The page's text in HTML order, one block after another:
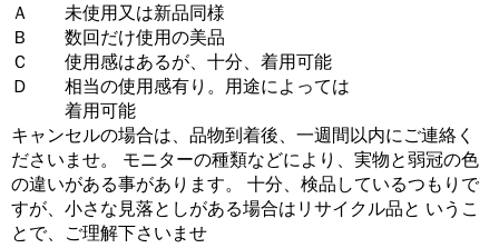
Ａ 未使用又は新品同様
Ｂ 数回だけ使用の美品
Ｃ 使用感はあるが、十分、着用可能
Ｄ 相当の使用感有り。用途によっては
着用可能
キャンセルの場合は、品物到着後、一週間以内にご連絡く
ださいませ。 モニターの種類などにより、実物と弱冠の色
の違いがある事があります。 十分、検品しているつもりで
すが、小さな見落としがある場合はリサイクル品と いうこ
とで、ご理解下さいませ